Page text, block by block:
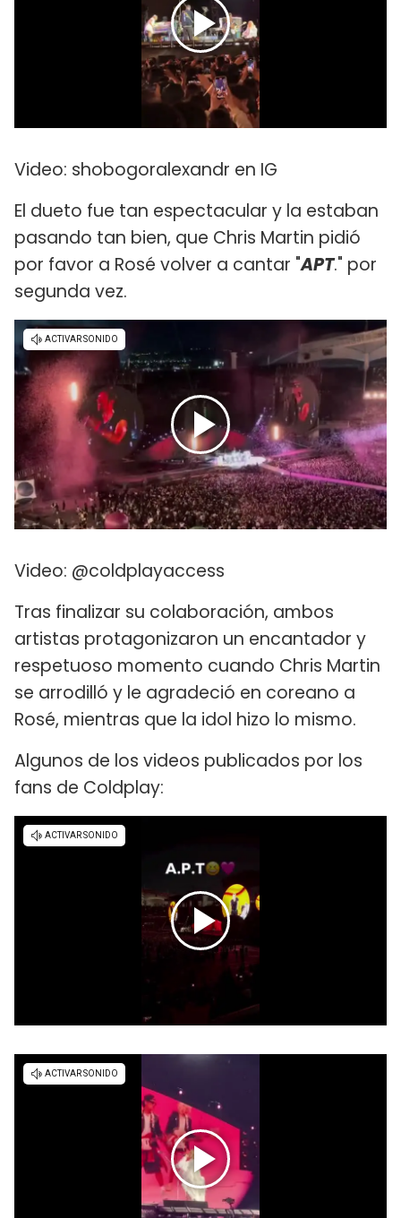
Video: shobogoralexandr en IG
El dueto fue tan espectacular y la estaban
pasando tan bien, que Chris Martin pidió
por favor a Rosé volver a cantar "APT." por
segunda vez.
Video: @coldplayaccess
Tras finalizar su colaboración, ambos
artistas protagonizaron un encantador y
respetuoso momento cuando Chris Martin
se arrodilló y le agradeció en coreano a
Rosé, mientras que la idol hizo lo mismo.
Algunos de los videos publicados por los
fans de Coldplay: